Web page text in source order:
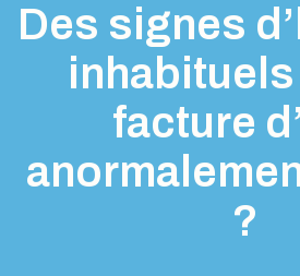
Des signes
inhabituels
facture
?